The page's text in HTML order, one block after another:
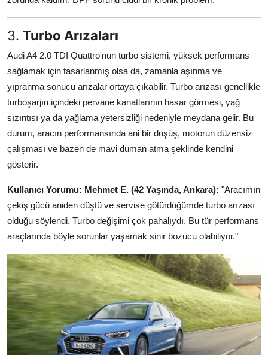
3. Turbo Arızaları
Audi A4 2.0 TDI Quattro'nun turbo sistemi, yüksek performans
sağlamak için tasarlanmış olsa da, zamanla aşınma ve
yıpranma sonucu arızalar ortaya çıkabilir. Turbo arızası genellikle
turboşarjın içindeki pervane kanatlarının hasar görmesi, yağ
sızıntısı ya da yağlama yetersizliği nedeniyle meydana gelir. Bu
durum, aracın performansında ani bir düşüş, motorun düzensiz
çalışması ve bazen de mavi duman atma şeklinde kendini
gösterir.
Kullanıcı Yorumu: Mehmet E. (42 Yaşında, Ankara): "Aracımın
çekiş gücü aniden düştü ve servise götürdüğümde turbo arızası
olduğu söylendi. Turbo değişimi çok pahalıydı. Bu tür performans
araçlarında böyle sorunlar yaşamak sinir bozucu olabiliyor."